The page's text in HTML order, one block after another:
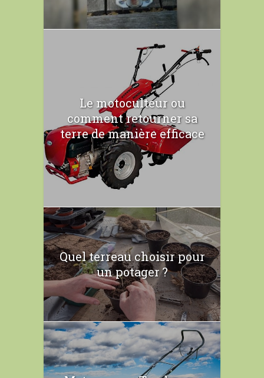
Le motoculteur ou
comment retourner sa
terre de manière efficace
Quel terreau choisir pour
un potager ?